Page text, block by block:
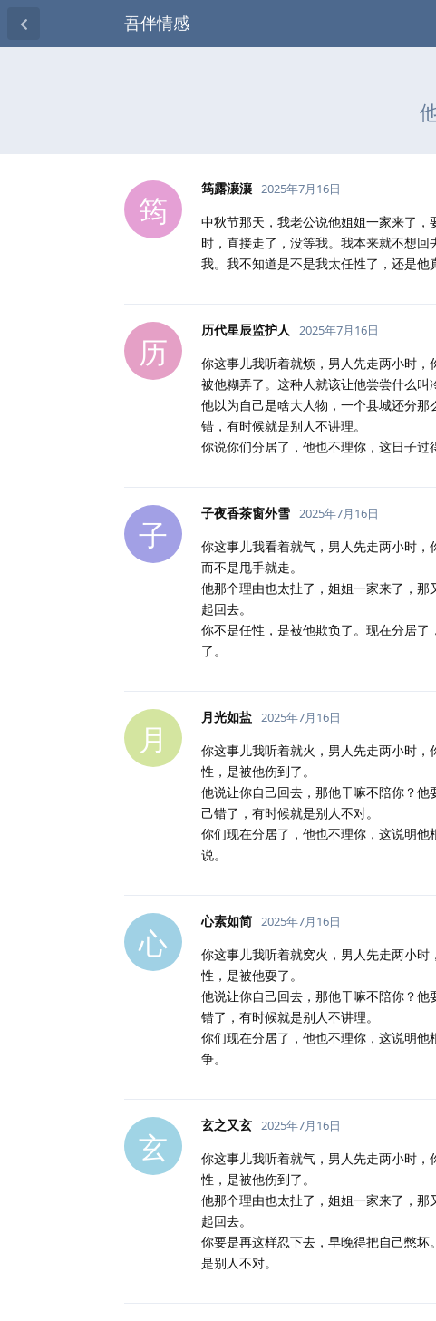
吾伴情感
筠
筠露瀼瀼 2025年7月16日
中秋节那天，我老公说他姐姐一家来了
时，直接走了，没等我。我本来就不想
我。我不知道是不是我太任性了，还是他
历
历代星辰监护人 2025年7月16日
你这事儿我听着就烦，男人先走两小时
被他糊弄了。这种人就该让他尝尝什么叫
他以为自己是啥大人物，一个县城还分
错，有时候就是别人不讲理。
你说你们分居了，他也不理你，这日子过
子
子夜香茶窗外雪 2025年7月16日
你这事儿我看着就气，男人先走两小时
而不是甩手就走。
他那个理由也太扯了，姐姐一家来了，
起回去。
你不是任性，是被他欺负了。现在分居
了。
月
月光如盐 2025年7月16日
你这事儿我听着就火，男人先走两小时
性，是被他伤到了。
他说让你自己回去，那他干嘛不陪你？
己错了，有时候就是别人不对。
你们现在分居了，他也不理你，这说明
说。
心
心素如简 2025年7月16日
你这事儿我听着就窝火，男人先走两小
性，是被他耍了。
他说让你自己回去，那他干嘛不陪你？
错了，有时候就是别人不讲理。
你们现在分居了，他也不理你，这说明
争。
玄
玄之又玄 2025年7月16日
你这事儿我听着就气，男人先走两小时
性，是被他伤到了。
他那个理由也太扯了，姐姐一家来了，
起回去。
你要是再这样忍下去，早晚得把自己憋
是别人不对。